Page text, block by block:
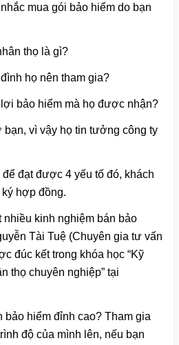
mua gói bảo hiểm do bạn
thọ là gì?
họ nên tham gia?
bảo hiểm mà họ được nhận?
bạn, vì vậy họ tin tưởng công ty
đạt được 4 yếu tố đó, khách
hợp đồng.
nhiều kinh nghiệm bán bảo
Tài Tuệ (Chuyên gia tư vấn
đúc kết trong khóa học “Kỹ
thọ chuyên nghiệp” tại
hiểm đỉnh cao? Tham gia
độ của mình lên, nếu bạn